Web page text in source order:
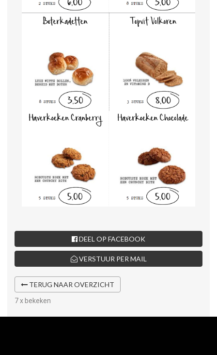
DEEL OP FACEBOOK
VERSTUUR PER MAIL
TERUG NAAR OVERZICHT
7 x bekeken